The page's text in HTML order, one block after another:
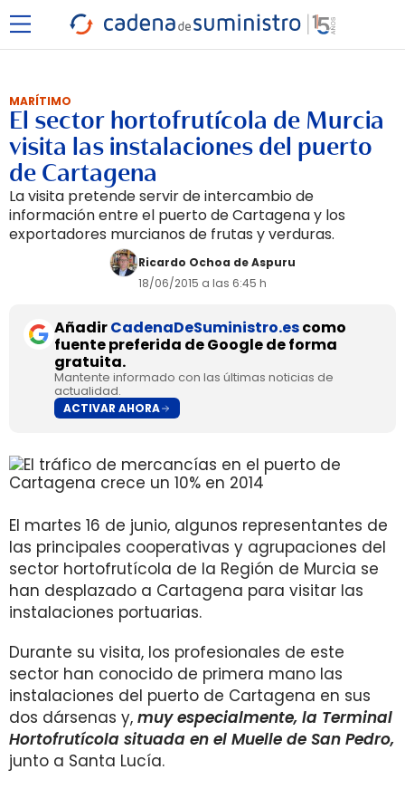
MARÍTIMO
El sector hortofrutícola de Murcia
visita las instalaciones del puerto
de Cartagena
La visita pretende servir de intercambio de
información entre el puerto de Cartagena y los
exportadores murcianos de frutas y verduras.
Ricardo Ochoa de Aspuru
18/06/2015 a las 6:45 h
AñadirCadenaDeSuministro.escomo
fuente preferida de Google de forma
gratuita.
Mantente informado con las últimas noticias de
actualidad.
ACTIVAR AHORA
El martes 16 de junio, algunos representantes de
las principales cooperativas y agrupaciones del
sector hortofrutícola de la Región de Murcia se
han desplazado a Cartagena para visitar las
instalaciones portuarias.
Durante su visita, los profesionales de este
sector han conocido de primera mano las
instalaciones del puerto de Cartagena en sus
dos dársenas y, muy especialmente, la Terminal
Hortofrutícola situada en el Muelle de San Pedro,
junto a Santa Lucía.